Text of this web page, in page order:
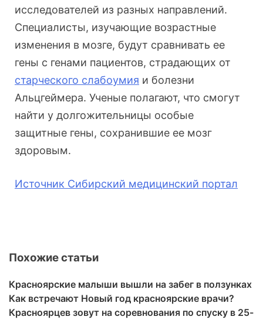
исследователей из разных направлений.
Специалисты, изучающие возрастные
изменения в мозге, будут сравнивать ее
гены с генами пациентов, страдающих от
старческого слабоумия и болезни
Альцгеймера. Ученые полагают, что смогут
найти у долгожительницы особые
защитные гены, сохранившие ее мозг
здоровым.
Источник Сибирский медицинский портал
Похожие статьи
Красноярские малыши вышли на забег в ползунках
Как встречают Новый год красноярские врачи?
Красноярцев зовут на соревнования по спуску в 25-